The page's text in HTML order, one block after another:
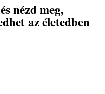
nézd meg,
az életedben